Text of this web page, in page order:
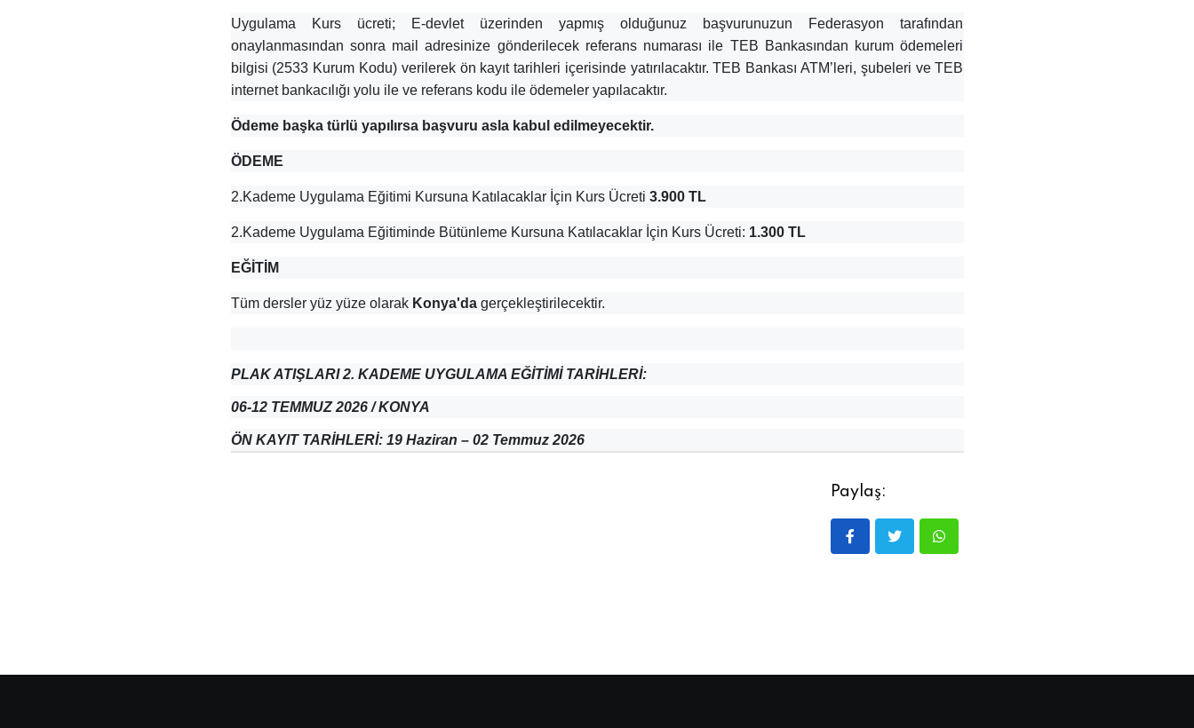
Uygulama Kurs ücreti; E-devlet üzerinden yapmış olduğunuz başvurunuzun Federasyon tarafından
onaylanmasından sonra mail adresinize gönderilecek referans numarası ile TEB Bankasından kurum ödemeleri
bilgisi (2533 Kurum Kodu) verilerek ön kayıt tarihleri içerisinde yatırılacaktır. TEB Bankası ATM’leri, şubeleri ve TEB
internet bankacılığı yolu ile ve referans kodu ile ödemeler yapılacaktır.
Ödeme başka türlü yapılırsa başvuru asla kabul edilmeyecektir.
ÖDEME
2.Kademe Uygulama Eğitimi Kursuna Katılacaklar İçin Kurs Ücreti 3.900 TL
2.Kademe Uygulama Eğitiminde Bütünleme Kursuna Katılacaklar İçin Kurs Ücreti: 1.300 TL
EĞİTİM
Tüm dersler yüz yüze olarak Konya'dagerçekleştirilecektir.
PLAK ATIŞLARI 2. KADEME UYGULAMA EĞİTİMİ TARİHLERİ:
06-12 TEMMUZ 2026 / KONYA
ÖN KAYIT TARİHLERİ: 19 Haziran – 02 Temmuz 2026
Paylaş: